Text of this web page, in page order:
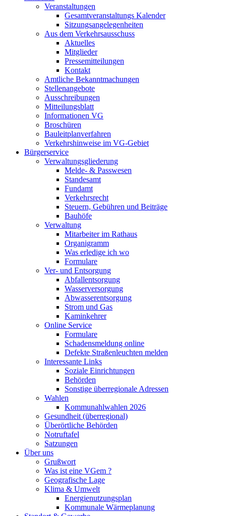
Veranstaltungen
Gesamtveranstaltungs Kalender
Sitzungsangelegenheiten
Aus dem Verkehrsausschuss
Aktuelles
Mitglieder
Pressemitteilungen
Kontakt
Amtliche Bekanntmachungen
Stellenangebote
Ausschreibungen
Mitteilungsblatt
Informationen VG
Broschüren
Bauleitplanverfahren
Verkehrshinweise im VG-Gebiet
Bürgerservice
Verwaltungsgliederung
Melde- & Passwesen
Standesamt
Fundamt
Verkehrsrecht
Steuern, Gebühren und Beiträge
Bauhöfe
Verwaltung
Mitarbeiter im Rathaus
Organigramm
Was erledige ich wo
Formulare
Ver- und Entsorgung
Abfallentsorgung
Wasserversorgung
Abwasserentsorgung
Strom und Gas
Kaminkehrer
Online Service
Formulare
Schadensmeldung online
Defekte Straßenleuchten melden
Interessante Links
Soziale Einrichtungen
Behörden
Sonstige überregionale Adressen
Wahlen
Kommunahlwahlen 2026
Gesundheit (überregional)
Überörtliche Behörden
Notruftafel
Satzungen
Über uns
Grußwort
Was ist eine VGem ?
Geografische Lage
Klima & Umwelt
Energienutzungsplan
Kommunale Wärmeplanung